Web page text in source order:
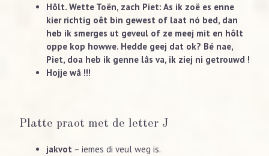
Hôlt. Wette Toën, zach Piet: As ik zoë es enne
kier richtig oêt bin gewest of laat nó bed, dan
heb ik smerges ut geveul of ze meej mit en hôlt
oppe kop howwe. Hedde geej dat ok? Bé nae,
Piet, doa heb ik genne lâs va, ik ziej ni getrouwd !
Hojje wâ !!!
Platte praot met de letter J
jakvot – iemes di veul weg is.